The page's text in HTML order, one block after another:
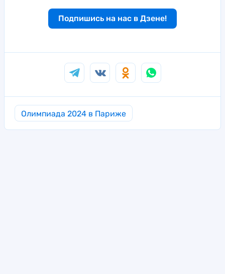
Подпишись на нас в Дзене!
Олимпиада 2024 в Париже